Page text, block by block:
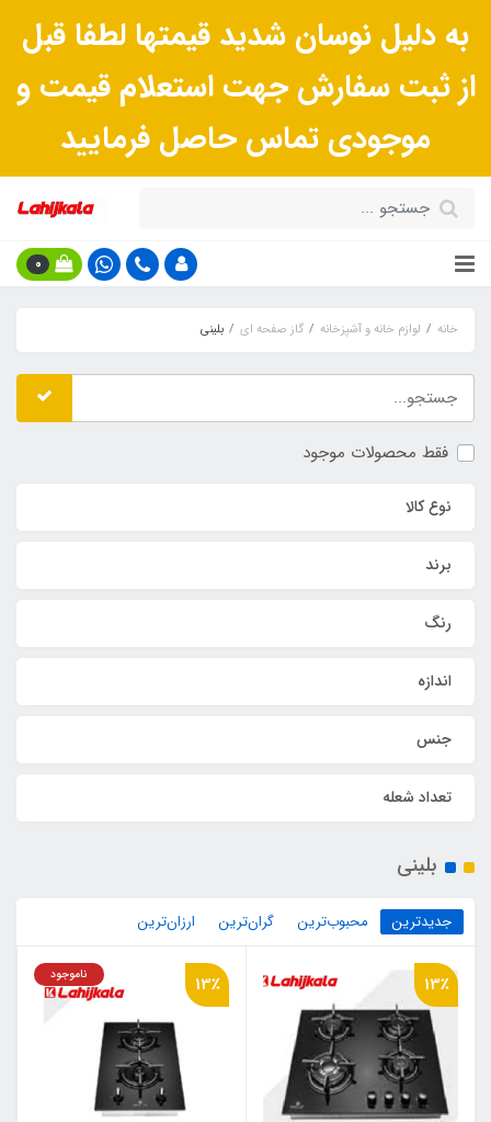
به دلیل نوسان شدید قیمتها لطفا قبل
از ثبت سفارش جهت استعلام قیمت و
موجودی تماس حاصل فرمایید
0
خانه لوازم خانه و آشپزخانه گاز صفحه ای بلینی
فقط محصولات موجود
نوع کالا
برند
رنگ
اندازه
جنس
تعداد شعله
بلینی
جدیدترین محبوب‌ترین گران‌ترین ارزان‌ترین
13٪ 13٪ ناموجود